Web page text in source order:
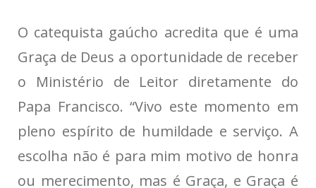
O catequista gaúcho acredita que é uma
Graça de Deus a oportunidade de receber
o Ministério de Leitor diretamente do
Papa Francisco. “Vivo este momento em
pleno espírito de humildade e serviço. A
escolha não é para mim motivo de honra
ou merecimento, mas é Graça, e Graça é